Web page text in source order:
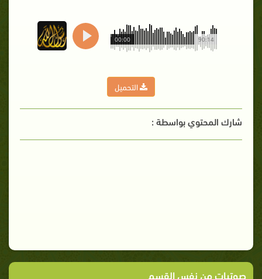
90:14
00:00
التحميل
شارك المحتوي بواسطة :
صوتيات من نفس القسم